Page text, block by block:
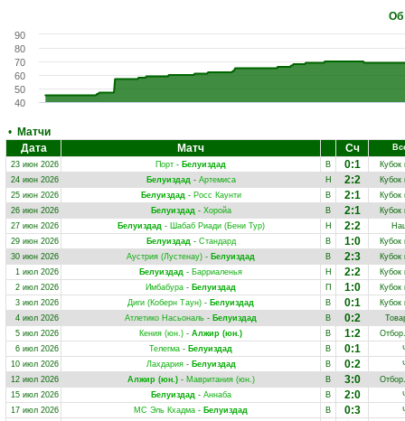
Об
40
50
60
70
80
90
• Матчи
Дата
Матч Сч
23 июн 2026
Порт - Белуиздад В 0:1
Кубок
24 июн 2026
Белуиздад- Артемиса Н 2:2
Кубок
25 июн 2026
Белуиздад- Росс Каунти В 2:1
Кубок
26 июн 2026
Белуиздад- Хоройа В 2:1
Кубок
27 июн 2026
Белуиздад- Шабаб Риади (Бени Тур) Н 2:2
29 июн 2026
Белуиздад- Стандард В 1:0
Кубок
30 июн 2026
Аустрия (Лустенау) - Белуиздад В 2:3
Кубок
1 июл 2026
Белуиздад - Барриаленья Н 2:2
Кубок
2 июл 2026
Имбабура - Белуиздад П 1:0
Кубок
3 июл 2026
Диги (Коберн Таун) - Белуиздад В 0:1
Кубок
4 июл 2026
Атлетико Насьональ - Белуиздад В 0:2
5 июл 2026
Кения (юн.) - Алжир (юн.) В 1:2
6 июл 2026
Телегма - Белуиздад В 0:1
10 июл 2026
Лахдария- Белуиздад В 0:2
12 июл 2026
Алжир (юн.)- Мавритания (юн.) В 3:0
15 июл 2026
Белуиздад- Аннаба В 2:0
17 июл 2026
МС Эль Кхадма - Белуиздад В 0:3